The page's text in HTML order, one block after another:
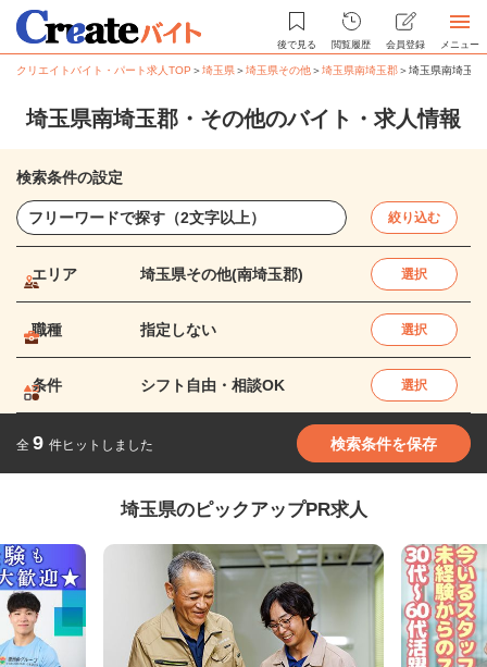
後で見る 閲覧履歴 会員登録 メニュー
クリエイトバイト・パート求人TOP ＞埼玉県＞埼玉県その他＞埼玉県南埼玉郡＞埼玉県南埼玉
埼玉県南埼玉郡・その他のバイト・求人情報
検索条件の設定
絞り込む
エリア 埼玉県その他(南埼玉郡) 選択
職種 指定しない 選択
条件 シフト自由・相談OK 選択
全 9 件ヒットしました 検索条件を保存
埼玉県のピックアップPR求人